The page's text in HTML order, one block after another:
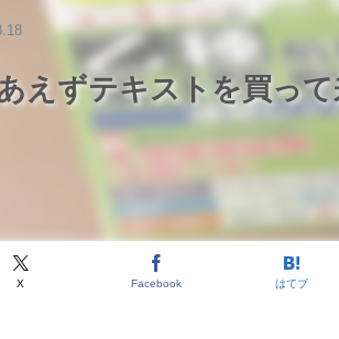
えずテキストを買っ
X Facebook はてブ